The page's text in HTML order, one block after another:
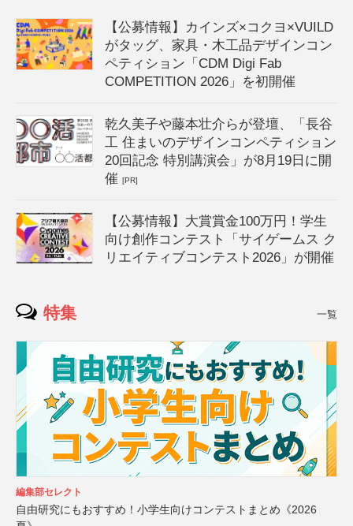
【公募情報】カインズ×コクヨ×VUILD
がタッグ、家具・木工品デザインコン
ペティション「CDM Digi Fab
COMPETITION 2026」を初開催
乾久美子や藤本壮介らが登壇、「長谷
工 住まいのデザインコンペティション
20回記念 特別講演会」が8月19日に開
催[PR]
【公募情報】大賞賞金100万円！学生
向け創作コンテスト「サイゲームス ク
リエイティブコンテスト2026」が開催
特集 一覧
編集部セレクト
自由研究にもおすすめ！小学生向けコンテストまとめ《2026